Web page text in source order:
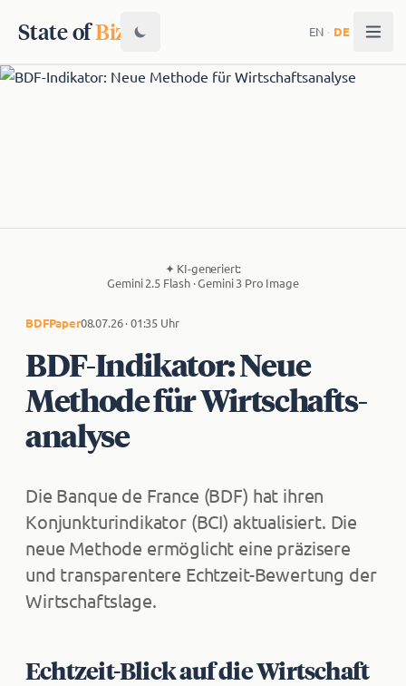
State ofBiz EN · DE
✦ KI-generiert:
Gemini 2.5 Flash · Gemini 3 Pro Image
BDFPaper08.07.26 · 01:35 Uhr
BDF-Indikator: Neue
Methode für Wirt­schafts­
ana­ly­se
Die Banque de France (BDF) hat ihren
Konjunkturindikator (BCI) aktualisiert. Die
neue Methode ermöglicht eine präzisere
und transparentere Echtzeit-Bewertung der
Wirtschaftslage.
Echtzeit-Blick auf die Wirtschaft